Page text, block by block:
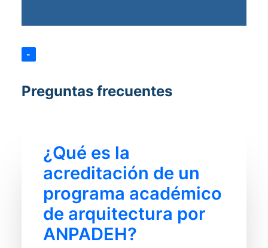
-
Preguntas frecuentes
¿Qué es la
acreditación de un
programa académico
de arquitectura por
ANPADEH?